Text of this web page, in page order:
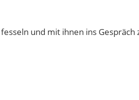
und mit ihnen ins